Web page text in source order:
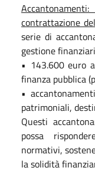
contrattazione
serie di
gestione
• 143.600 euro
finanza pubblica
•
patrimoniali,
Questi
possa
normativi,
la solidità